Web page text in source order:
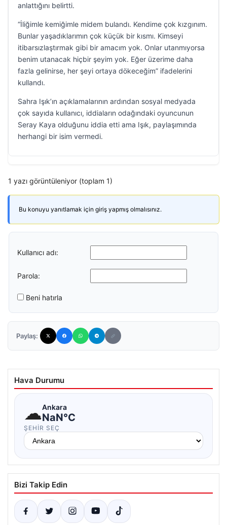
anlattığını belirtti.
“İliğimle kemiğimle midem bulandı. Kendime çok kızgınım.
Bunlar yaşadıklarımın çok küçük bir kısmı. Kimseyi
itibarsızlaştırmak gibi bir amacım yok. Onlar utanmıyorsa
benim utanacak hiçbir şeyim yok. Eğer üzerime daha
fazla gelinirse, her şeyi ortaya dökeceğim” ifadelerini
kullandı.
Sahra Işık’ın açıklamalarının ardından sosyal medyada
çok sayıda kullanıcı, iddiaların odağındaki oyuncunun
Seray Kaya olduğunu iddia etti ama Işık, paylaşımında
herhangi bir isim vermedi.
1 yazı görüntüleniyor (toplam 1)
Bu konuyu yanıtlamak için giriş yapmış olmalısınız.
Kullanıcı adı:
Parola:
Beni hatırla
Paylaş:
Hava Durumu
☁Ankara
NaN°C
ŞEHIR SEÇ
Bizi Takip Edin